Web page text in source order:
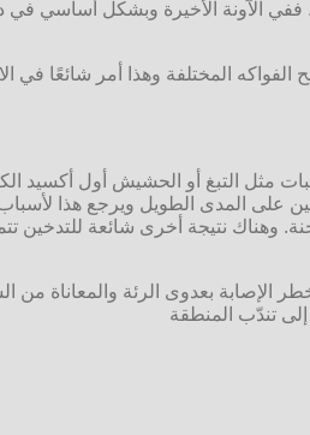
ففي الآونة الأخيرة وبشكل أساسي
الفواكه المختلفة وهذا أمر شائعًا في
مثل التبغ أو الحشيش أول أكسيد
على المدى الطويل ويرجع هذا
وهناك نتيجة أخرى شائعة للتدخين
الإصابة بعدوى الرئة والمعاناة من
تندّب المنطقة